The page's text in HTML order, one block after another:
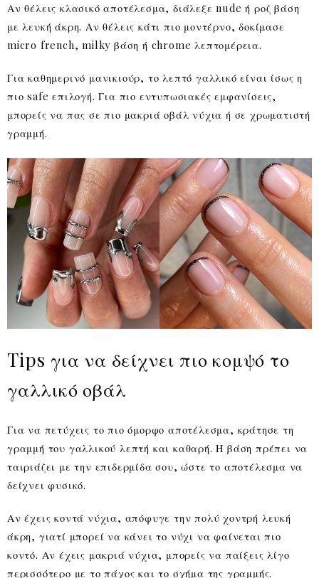
Αν θέλεις κλασικό αποτέλεσμα, διάλεξε nude ή ροζ βάση
με λευκή άκρη. Αν θέλεις κάτι πιο μοντέρνο, δοκίμασε
micro french, milky βάση ή chrome λεπτομέρεια.
Για καθημερινό μανικιούρ, το λεπτό γαλλικό είναι ίσως η
πιο safe επιλογή. Για πιο εντυπωσιακές εμφανίσεις,
μπορείς να πας σε πιο μακριά οβάλ νύχια ή σε χρωματιστή
γραμμή.
Tips για να δείχνει πιο κομψό το
γαλλικό οβάλ
Για να πετύχεις το πιο όμορφο αποτέλεσμα, κράτησε τη
γραμμή του γαλλικού λεπτή και καθαρή. Η βάση πρέπει να
ταιριάζει με την επιδερμίδα σου, ώστε το αποτέλεσμα να
δείχνει φυσικό.
Αν έχεις κοντά νύχια, απόφυγε την πολύ χοντρή λευκή
άκρη, γιατί μπορεί να κάνει το νύχι να φαίνεται πιο
κοντό. Αν έχεις μακριά νύχια, μπορείς να παίξεις λίγο
περισσότερο με το πάχος και το σχήμα της γραμμής.